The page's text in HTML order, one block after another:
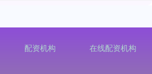
配资机构 在线配资机构